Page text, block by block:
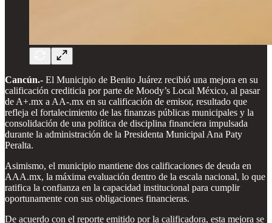
Cancún.- El Municipio de Benito Juárez recibió una mejora en su
calificación crediticia por parte de Moody’s Local México, al pasar
de A+.mx a AA-.mx en su calificación de emisor, resultado que
refleja el fortalecimiento de las finanzas públicas municipales y la
consolidación de una política de disciplina financiera impulsada
durante la administración de la Presidenta Municipal Ana Paty
Peralta.
Asimismo, el municipio mantiene dos calificaciones de deuda en
AAA.mx, la máxima evaluación dentro de la escala nacional, lo que
ratifica la confianza en la capacidad institucional para cumplir
oportunamente con sus obligaciones financieras.
De acuerdo con el reporte emitido por la calificadora, esta mejora se